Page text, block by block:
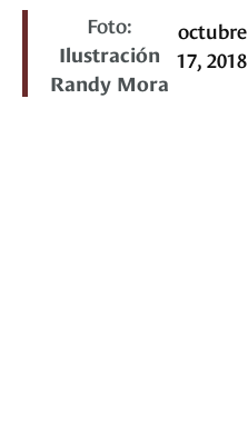
Foto:
Ilustración
Randy Mora
octubre
17, 2018